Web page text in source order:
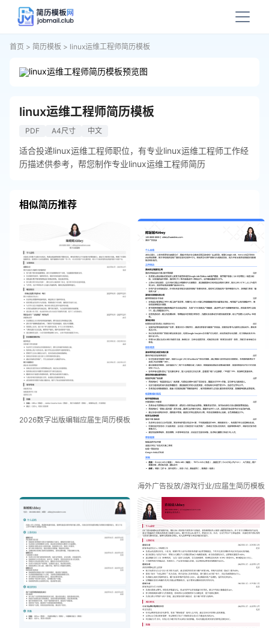
首页 > 简历模板 > linux运维工程师简历模板
linux运维工程师简历模板
PDF A4尺寸 中文
适合投递linux运维工程师职位，有专业linux运维工程师工作经
历描述供参考，帮您制作专业linux运维工程师简历
相似简历推荐
2026数字出版编辑应届生简历模板
海外广告投放/游戏行业/应届生简历模板